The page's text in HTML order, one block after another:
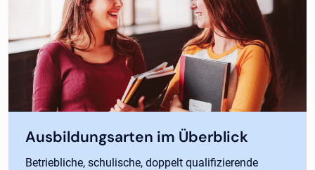
Ausbildungsarten im Überblick
Betriebliche, schulische, doppelt qualifizierende